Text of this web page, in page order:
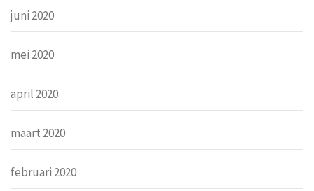
juni 2020
mei 2020
april 2020
maart 2020
februari 2020